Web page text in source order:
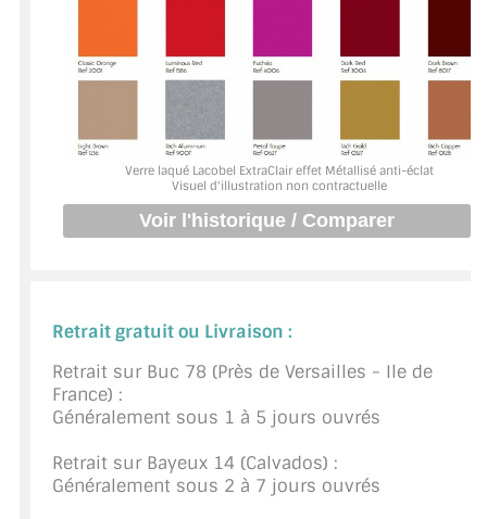
JOINTS D'ÉTANCHÉITÉS
FIXATION GARDES CORPS
SYSTÈMES PIVOTANTS
SYSTÈMES COULISSANTS
ACCESSOIRES EN PROMOTIONS
EXEMPLES, RÉALISATIONS, INSPIRATIONS
NUANCIER RAL
COMMENT COUPER DU VERRE ?
Verre laqué Lacobel ExtraClair effet Métallisé anti-éclat
Visuel d'illustration non contractuelle
Retrait gratuit ou Livraison :
Retrait sur Buc 78 (Près de Versailles - Ile de
France) :
Généralement sous 1 à 5 jours ouvrés
Retrait sur Bayeux 14 (Calvados) :
Généralement sous 2 à 7 jours ouvrés